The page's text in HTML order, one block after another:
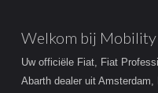
Welkom bij Mobility
Uw officiële Fiat, Fiat
Abarth dealer uit